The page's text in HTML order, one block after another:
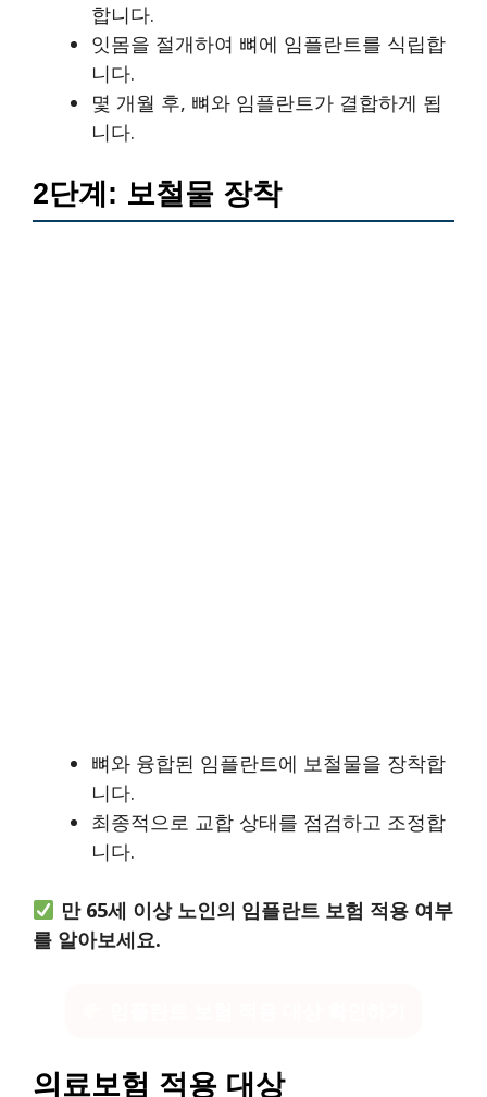
합니다.
잇몸을 절개하여 뼈에 임플란트를 식립합
니다.
몇 개월 후, 뼈와 임플란트가 결합하게 됩
니다.
2단계: 보철물 장착
뼈와 융합된 임플란트에 보철물을 장착합
니다.
최종적으로 교합 상태를 점검하고 조정합
니다.
만 65세 이상 노인의 임플란트 보험 적용 여부
를 알아보세요.
의료보험 적용 대상